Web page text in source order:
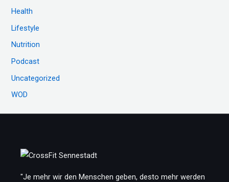
h
:
Health
Lifestyle
Nutrition
Podcast
Uncategorized
WOD
"Je mehr wir den Menschen geben, desto mehr werden